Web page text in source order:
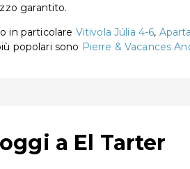
garantito.
in particolare Vitivola Júlia 4-6,
popolari sono Pierre & Vacances
a El Tarter